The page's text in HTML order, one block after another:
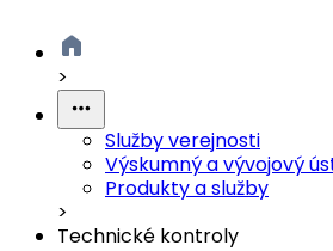
>
Služby verejnosti
Výskumný a vývojový
Produkty a služby
>
Technické kontroly